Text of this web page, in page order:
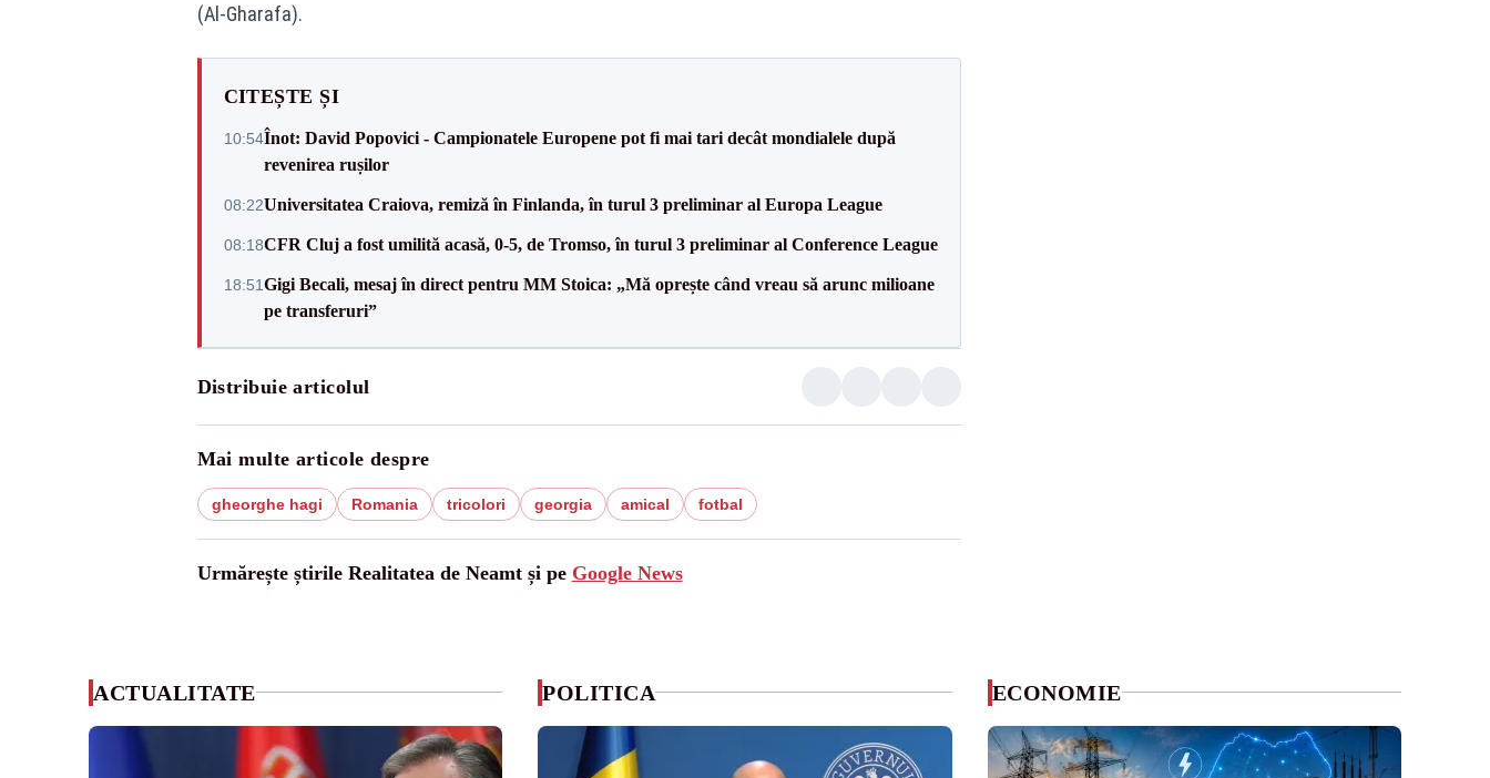
(Al-Gharafa).
CITEȘTE ȘI
10:54Înot: David Popovici - Campionatele Europene pot fi mai tari decât mondialele după
revenirea rușilor
08:22Universitatea Craiova, remiză în Finlanda, în turul 3 preliminar al Europa League
08:18CFR Cluj a fost umilită acasă, 0-5, de Tromso, în turul 3 preliminar al Conference League
18:51Gigi Becali, mesaj în direct pentru MM Stoica: „Mă oprește când vreau să arunc milioane
pe transferuri”
Distribuie articolul
Mai multe articole despre
gheorghe hagi Romania tricolori georgia amical fotbal
Urmărește știrile Realitatea de Neamt și pe Google News
ACTUALITATE POLITICA ECONOMIE